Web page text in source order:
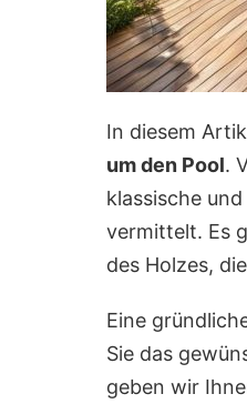
In diesem
um den Pool.
klassische
vermittelt. Es
des Holzes,
Eine
Sie das
geben wir